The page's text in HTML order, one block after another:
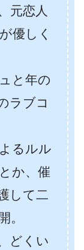
元恋人
優しく
と年の
ラブコ
るルル
か、催
して二
。
どくい